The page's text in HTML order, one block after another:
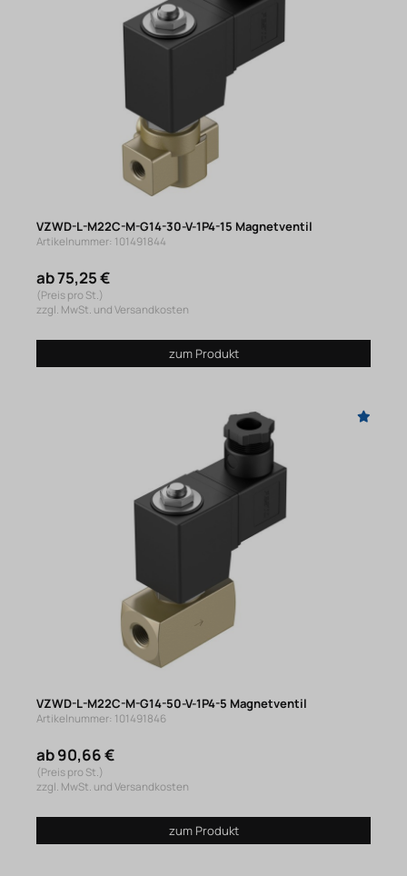
VZWD-L-M22C-M-G14-30-V-1P4-15 Magnetventil
Artikelnummer: 101491844
ab 75,25 €
(Preis pro St.)
zzgl. MwSt. und Versandkosten
zum Produkt
VZWD-L-M22C-M-G14-50-V-1P4-5 Magnetventil
Artikelnummer: 101491846
ab 90,66 €
(Preis pro St.)
zzgl. MwSt. und Versandkosten
zum Produkt